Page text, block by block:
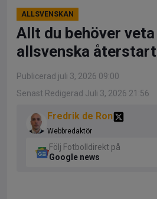
ALLSVENSKAN
Allt du behöver
allsvenska
Publicerad juli 3, 2026 09:00
Senast Redigerad Juli 3, 2026 21:56
Fredrik de Ron
Webbredaktör
Följ Fotbolldirekt på
Google news